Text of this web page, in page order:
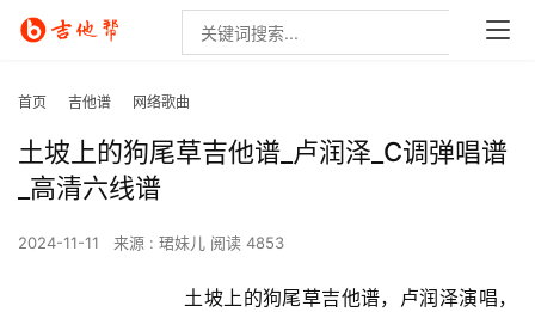
首页 吉他谱 网络歌曲
土坡上的狗尾草吉他谱_卢润泽_C调弹唱谱
_高清六线谱
2024-11-11 来源 : 珺妹儿 阅读 4853
土坡上的狗尾草吉他谱，卢润泽演唱，